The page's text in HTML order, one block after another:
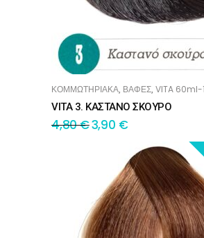
ΠΡΟΣΘΉΚΗ ΣΤΟ ΚΑΛΆΘΙ
ΚΟΜΜΩΤΗΡΙΑΚΑ, ΒΑΦΕΣ, VITA 60ml-
VITA 3. ΚΑΣΤΑΝΟ ΣΚΟΥΡΟ
4,80€3,90 €